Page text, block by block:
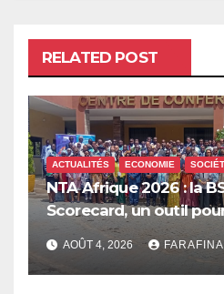
RELATED POST
ACTUALITÉS ECONOMIE
NTA Afrique 2026 : la
Scorecard, un outil
les dépenses publiques
AOÛT 4, 2026